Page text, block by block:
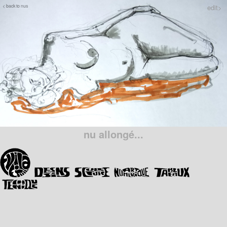
< back to nus edit>
nu allongé...